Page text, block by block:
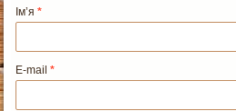
Ім’я*
E-mail*